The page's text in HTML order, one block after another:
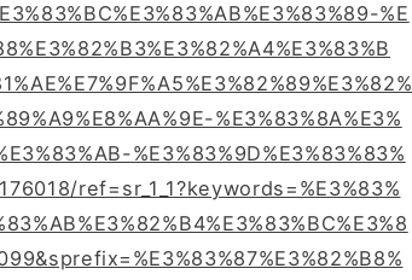
%E
%E3%83%8A%E3%
%E3%83%9D%E3%83%83%
ref=sr_1_1?keywords=%E3%83%